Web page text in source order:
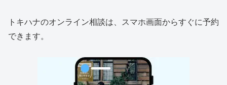
トキハナのオンライン相談は、スマホ画面からすぐに予約
できます。